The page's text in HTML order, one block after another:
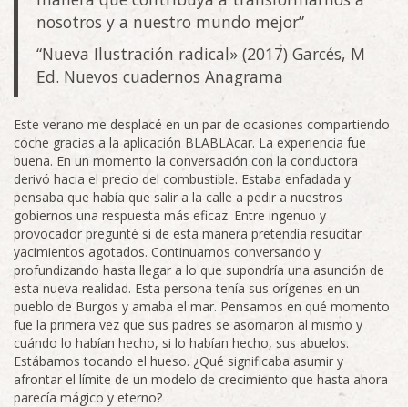
nosotros y a nuestro mundo mejor”
“Nueva Ilustración radical» (2017) Garcés, M
Ed. Nuevos cuadernos Anagrama
Este verano me desplacé en un par de ocasiones compartiendo
coche gracias a la aplicación BLABLAcar. La experiencia fue
buena. En un momento la conversación con la conductora
derivó hacia el precio del combustible. Estaba enfadada y
pensaba que había que salir a la calle a pedir a nuestros
gobiernos una respuesta más eficaz. Entre ingenuo y
provocador pregunté si de esta manera pretendía resucitar
yacimientos agotados. Continuamos conversando y
profundizando hasta llegar a lo que supondría una asunción de
esta nueva realidad. Esta persona tenía sus orígenes en un
pueblo de Burgos y amaba el mar. Pensamos en qué momento
fue la primera vez que sus padres se asomaron al mismo y
cuándo lo habían hecho, si lo habían hecho, sus abuelos.
Estábamos tocando el hueso. ¿Qué significaba asumir y
afrontar el límite de un modelo de crecimiento que hasta ahora
parecía mágico y eterno?